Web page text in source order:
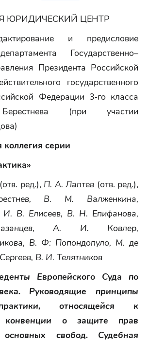
ЮРИДИЧЕСКИЙ ЦЕНТР
и предисловие
Государственно–
Президента Российской
государственного
Федерации 3‑го класса
(при участии
серии
ред.), П. А. Лаптев (отв. ред.),
В. М. Валженкина,
И. В. Елисеев, В. Н. Епифанова,
А. И. Ковлер,
В. Ф: Попондопуло, М. де
В. И. Телятников
Европейского Суда по
Руководящие принципы
относящейся к
конвенции о защите прав
свобод. Судебная